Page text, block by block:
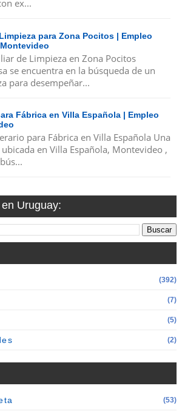
ex...
para Zona Pocitos | Empleo
de Limpieza en Zona Pocitos
se encuentra en la búsqueda de un
para desempeñar...
Fábrica en Villa Española | Empleo
para Fábrica en Villa Española Una
en Villa Española, Montevideo ,
Uruguay:
(392)
(7)
(5)
(2)
(53)